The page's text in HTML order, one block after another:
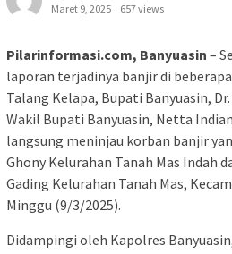
Maret 9, 2025
657 views
Pilarinformasi.com, Banyuasin –
laporan terjadinya banjir di
Talang Kelapa, Bupati Banyuasin,
Wakil Bupati Banyuasin, Netta
langsung meninjau korban banjir
Ghony Kelurahan Tanah Mas Indah
Gading Kelurahan Tanah Mas,
Minggu (9/3/2025).
Didampingi oleh Kapolres